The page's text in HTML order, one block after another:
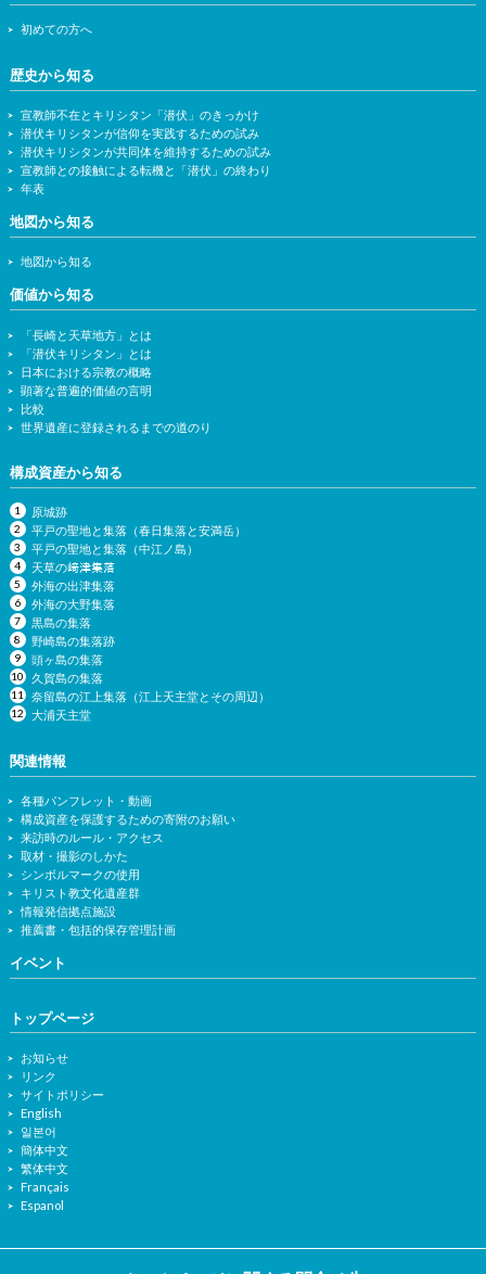
初めての方へ
歴史から知る
宣教師不在とキリシタン「潜伏」のきっかけ
潜伏キリシタンが信仰を実践するための試み
潜伏キリシタンが共同体を維持するための試み
宣教師との接触による転機と「潜伏」の終わり
年表
地図から知る
地図から知る
価値から知る
「長崎と天草地方」とは
「潜伏キリシタン」とは
日本における宗教の概略
顕著な普遍的価値の言明
比較
世界遺産に登録されるまでの道のり
構成資産から知る
原城跡
平戸の聖地と集落（春日集落と安満岳）
平戸の聖地と集落（中江ノ島）
天草の﨑津集落
外海の出津集落
外海の大野集落
黒島の集落
野崎島の集落跡
頭ヶ島の集落
久賀島の集落
奈留島の江上集落（江上天主堂とその周辺）
大浦天主堂
関連情報
各種パンフレット・動画
構成資産を保護するための寄附のお願い
来訪時のルール・アクセス
取材・撮影のしかた
シンボルマークの使用
キリスト教文化遺産群
情報発信拠点施設
推薦書・包括的保存管理計画
イベント
トップページ
お知らせ
リンク
サイトポリシー
English
일본어
簡体中文
繁体中文
Français
Espanol